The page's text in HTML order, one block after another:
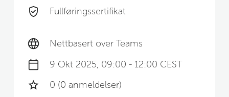
Fullføringssertifikat
Nettbasert over Teams
9 Okt 2025, 09:00 - 12:00 CEST
0 (0 anmeldelser)